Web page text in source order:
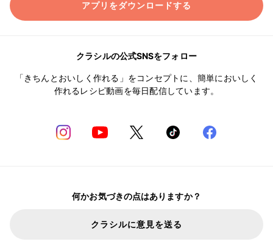
アプリをダウンロードする
クラシルの公式SNSをフォロー
「きちんとおいしく作れる」をコンセプトに、簡単においしく
作れるレシピ動画を毎日配信しています。
何かお気づきの点はありますか？
クラシルに意見を送る